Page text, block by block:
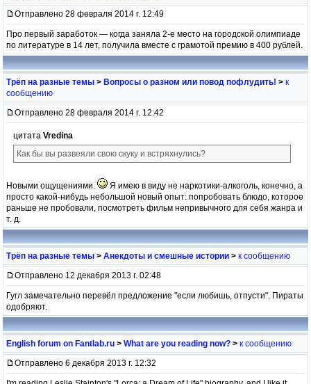
Отправлено 28 февраля 2014 г. 12:49
Про первый заработок — когда заняла 2-е место на городской олимпиаде
по литературе в 14 лет, получила вместе с грамотой премию в 400 рублей.
Трёп на разные темы > Вопросы о разном или повод пофлудить! > к
сообщению
Отправлено 28 февраля 2014 г. 12:42
цитата Vredina
Как бы вы развеяли свою скуку и встряхнулись?
Новыми ощущениями.
Я имею в виду не наркотики-алкоголь, конечно, а
просто какой-нибудь небольшой новый опыт: попробовать блюдо, которое
раньше не пробовали, посмотреть фильм непривычного для себя жанра и
т. д.
Трёп на разные темы > Анекдоты и смешные истории > к сообщению
Отправлено 12 декабря 2013 г. 02:48
Гугл замечательно перевёл предложение "если любишь, отпусти". Пираты
одобряют.
English forum on Fantlab.ru > What are you reading now? > к сообщению
Отправлено 6 декабря 2013 г. 12:32